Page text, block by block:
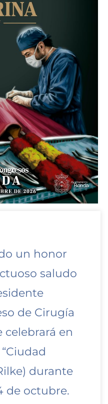
un honor
saludo
de Cirugía
celebrará en
durante
de octubre.